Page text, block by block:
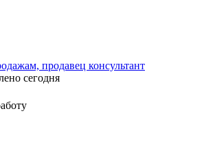
продавец консультант
сегодня